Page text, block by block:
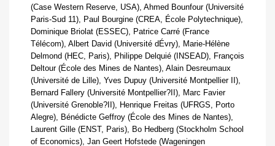
(Case Western Reserve, USA), Ahmed Bounfour (Université
Paris-Sud 11), Paul Bourgine (CREA, École Polytechnique),
Dominique Briolat (ESSEC), Patrice Carré (France
Télécom), Albert David (Université dÉvry), Marie-Hélène
Delmond (HEC, Paris), Philippe Delquié (INSEAD), François
Deltour (École des Mines de Nantes), Alain Desreumaux
(Université de Lille), Yves Dupuy (Université Montpellier II),
Bernard Fallery (Université Montpellier?II), Marc Favier
(Université Grenoble?II), Henrique Freitas (UFRGS, Porto
Alegre), Bénédicte Geffroy (École des Mines de Nantes),
Laurent Gille (ENST, Paris), Bo Hedberg (Stockholm School
of Economics), Jan Geert Hofstede (Wageningen